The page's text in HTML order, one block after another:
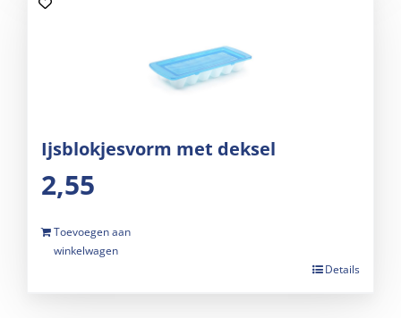
Ijsblokjesvorm met deksel
2,55
Toevoegen aan
winkelwagen
Details